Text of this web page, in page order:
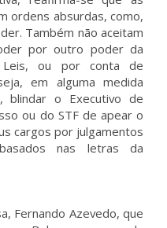
ordens absurdas, como,
Também não aceitam
por outro poder da
Leis, ou por conta de
em alguma medida
blindar o Executivo de
ou do STF de apear o
cargos por julgamentos
nas letras da
Fernando Azevedo, que